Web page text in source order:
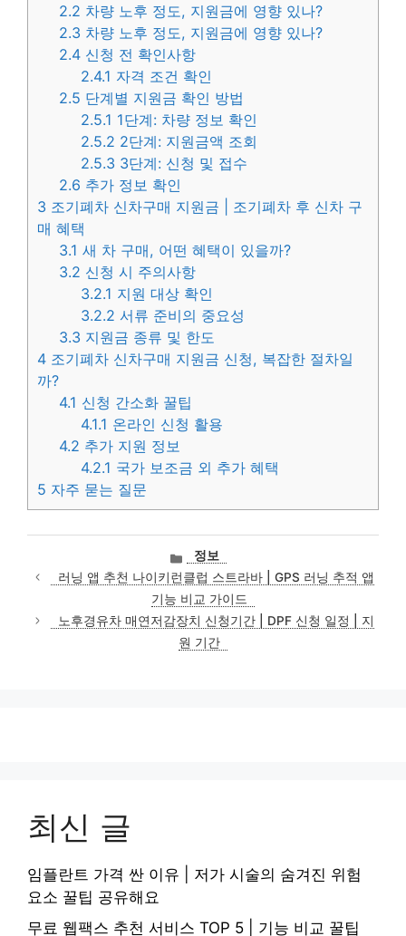
2.2 차량 노후 정도, 지원금에 영향 있나?
2.3 차량 노후 정도, 지원금에 영향 있나?
2.4 신청 전 확인사항
2.4.1 자격 조건 확인
2.5 단계별 지원금 확인 방법
2.5.1 1단계: 차량 정보 확인
2.5.2 2단계: 지원금액 조회
2.5.3 3단계: 신청 및 접수
2.6 추가 정보 확인
3 조기폐차 신차구매 지원금 | 조기폐차 후 신차 구
매 혜택
3.1 새 차 구매, 어떤 혜택이 있을까?
3.2 신청 시 주의사항
3.2.1 지원 대상 확인
3.2.2 서류 준비의 중요성
3.3 지원금 종류 및 한도
4 조기폐차 신차구매 지원금 신청, 복잡한 절차일
까?
4.1 신청 간소화 꿀팁
4.1.1 온라인 신청 활용
4.2 추가 지원 정보
4.2.1 국가 보조금 외 추가 혜택
5 자주 묻는 질문
카
테
고
리
정보
러닝 앱 추천 나이키런클럽 스트라바 | GPS 러닝 추적 앱
기능 비교 가이드
노후경유차 매연저감장치 신청기간 | DPF 신청 일정 | 지
원 기간
최신 글
임플란트 가격 싼 이유 | 저가 시술의 숨겨진 위험
요소 꿀팁 공유해요
무료 웹팩스 추천 서비스 TOP 5 | 기능 비교 꿀팁